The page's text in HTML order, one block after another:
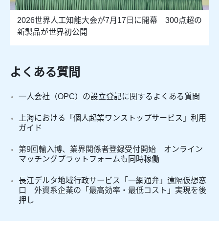
2026世界人工知能大会が7月17日に開幕 300点超の
新製品が世界初公開
よくある質問
一人会社（OPC）の設立登記に関するよくある質問
上海における「個人起業ワンストップサービス」利用
ガイド
第9回輸入博、業界関係者登録受付開始 オンライン
マッチングプラットフォームも同時稼働
長江デルタ地域行政サービス「一網通弁」遠隔仮想窓
口 外資系企業の「最高効率・最低コスト」実現を後
押し